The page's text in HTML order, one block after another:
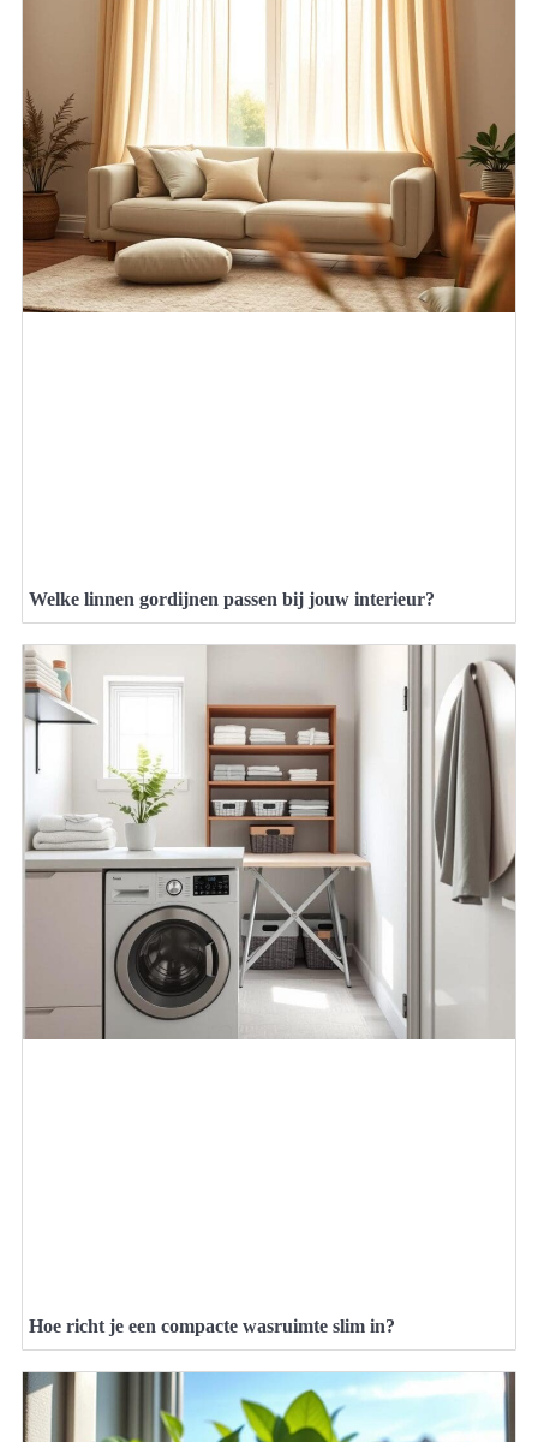
Welke linnen gordijnen passen bij jouw interieur?
Hoe richt je een compacte wasruimte slim in?